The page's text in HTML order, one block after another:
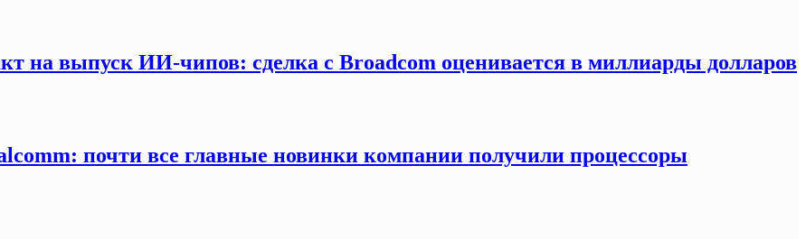
на выпуск ИИ-чипов: сделка с Broadcom оценивается в миллиарды долларов
почти все главные новинки компании получили процессоры